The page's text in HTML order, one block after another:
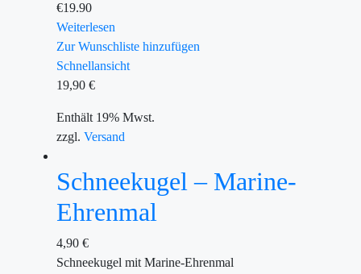
€19.90
Weiterlesen
Zur Wunschliste hinzufügen
Schnellansicht
19,90 €
Enthält 19% Mwst.
zzgl. Versand
Schneekugel – Marine-
Ehrenmal
4,90 €
Schneekugel mit Marine-Ehrenmal